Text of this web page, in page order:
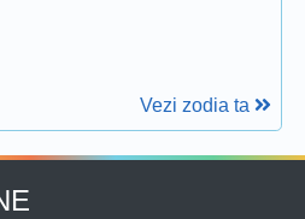
Vezi zodia ta